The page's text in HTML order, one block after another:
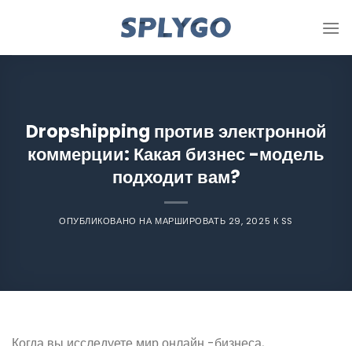
Dropshipping против электронной
коммерции: Какая бизнес -модель
подходит вам?
ОПУБЛИКОВАНО НА МАРШИРОВАТЬ 29, 2025 К SS